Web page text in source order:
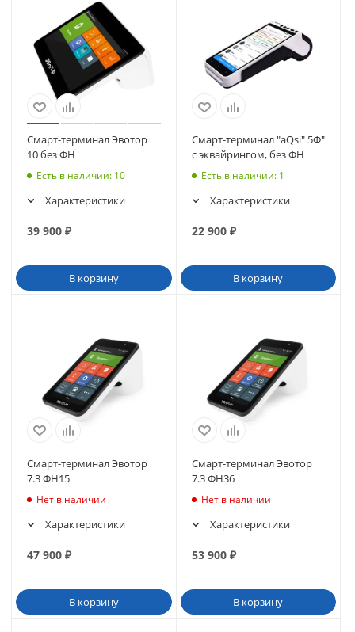
Смарт-терминал Эвотор
10 без ФН
Есть в наличии: 10
Характеристики
39 900 ₽
В корзину
Смарт-терминал "aQsi" 5Ф"
с эквайрингом, без ФН
Есть в наличии: 1
Характеристики
22 900₽
В корзину
Смарт-терминал Эвотор
7.3 ФН15
Нет в наличии
Характеристики
47 900 ₽
В корзину
Смарт-терминал Эвотор
7.3 ФН36
Нет в наличии
Характеристики
53 900₽
В корзину